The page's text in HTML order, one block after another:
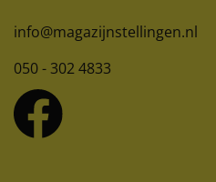
info@magazijnstellingen.nl
050 - 302 4833